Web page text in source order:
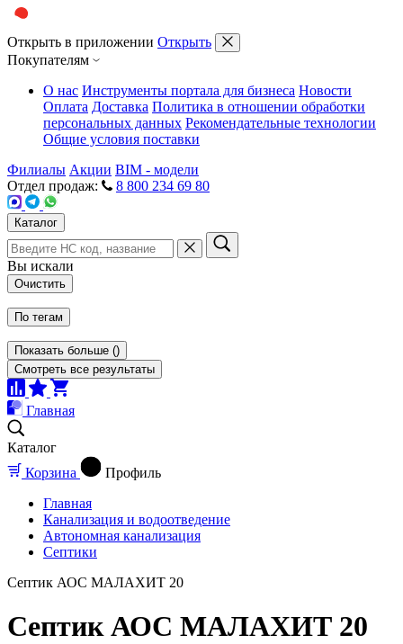
Открыть в приложении Открыть
Покупателям
О нас Инструменты портала для бизнеса Новости
Оплата Доставка Политика в отношении обработки
персональных данных Рекомендательные технологии
Общие условия поставки
Филиалы Акции BIM - модели
Отдел продаж:
8 800 234 69 80
Каталог
Вы искали
Очистить
По тегам
Показать больше ()
Смотреть все результаты
Главная
Каталог
Корзина
Профиль
Главная
Канализация и водоотведение
Автономная канализация
Септики
Септик АОС МАЛАХИТ 20
Септик АОС МАЛАХИТ 20